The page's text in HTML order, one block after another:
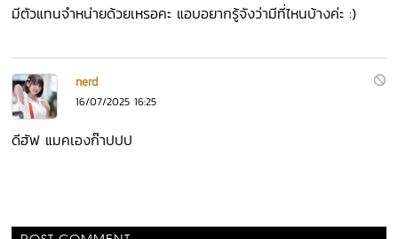
มีตัวแทนจำหน่ายด้วยเหรอคะ แอบอยากรู้จังว่ามีที่ไหนบ้างค่ะ :)
nerd
16/07/2025 16:25
ดีฮัฟ แมคเองก๊าปปป